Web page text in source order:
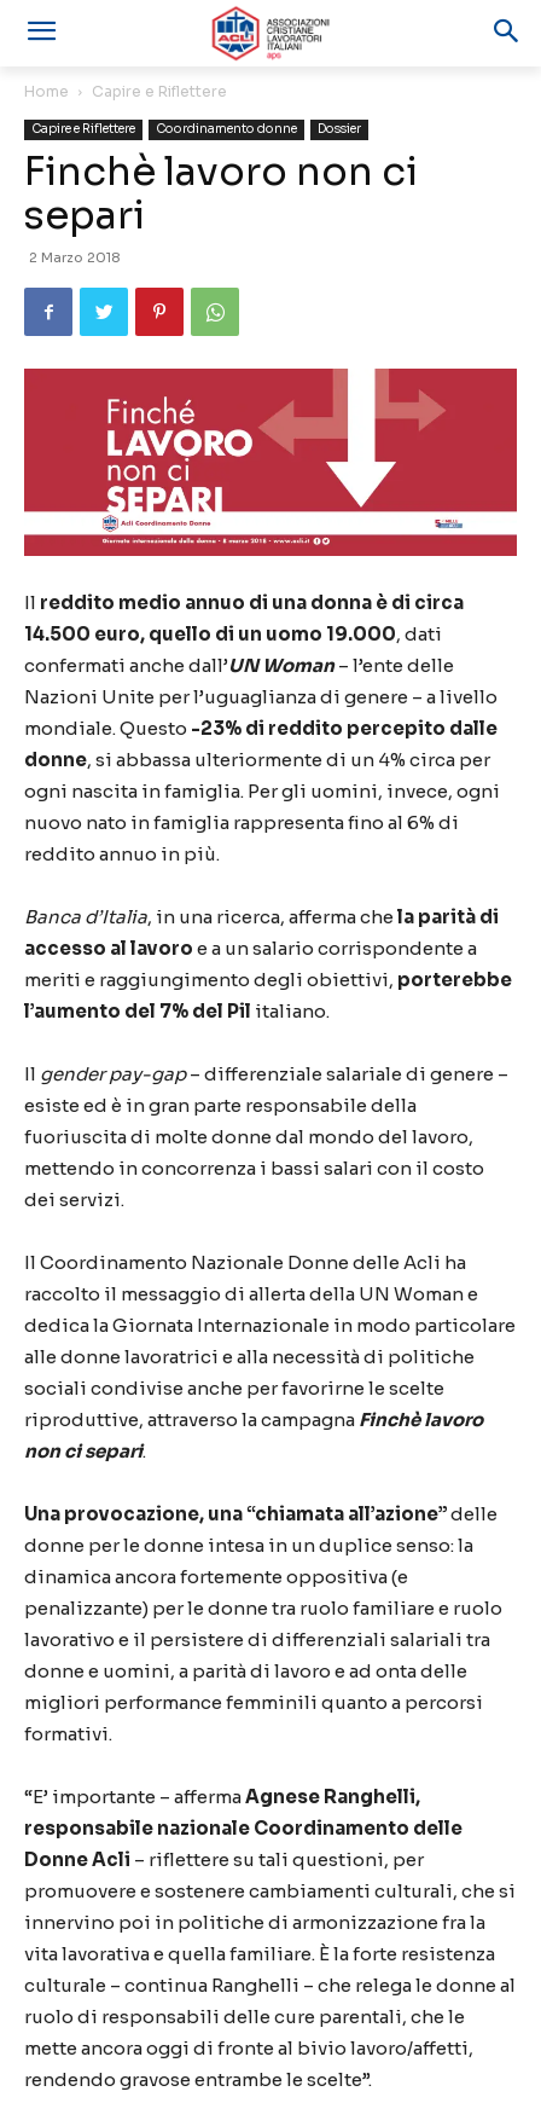
Home Capire e Riflettere
Capire e Riflettere Coordinamento donne Dossier
Finchè lavoro non ci
separi
2 Marzo 2018
Il reddito medio annuo di una donna è di circa
14.500 euro, quello di un uomo 19.000, dati
confermati anche dall’UN Woman– l’ente delle
Nazioni Unite per l’uguaglianza di genere – a livello
mondiale. Questo -23% di reddito percepito dalle
donne, si abbassa ulteriormente di un 4% circa per
ogni nascita in famiglia. Per gli uomini, invece, ogni
nuovo nato in famiglia rappresenta fino al 6% di
reddito annuo in più.
Banca d’Italia, in una ricerca, afferma che la parità di
accesso al lavoro e a un salario corrispondente a
meriti e raggiungimento degli obiettivi, porterebbe
l’aumento del 7% del Pil italiano.
Il gender pay-gap– differenziale salariale di genere –
esiste ed è in gran parte responsabile della
fuoriuscita di molte donne dal mondo del lavoro,
mettendo in concorrenza i bassi salari con il costo
dei servizi.
Il Coordinamento Nazionale Donne delle Acli ha
raccolto il messaggio di allerta della UN Woman e
dedica la Giornata Internazionale in modo particolare
alle donne lavoratrici e alla necessità di politiche
sociali condivise anche per favorirne le scelte
riproduttive, attraverso la campagna Finchè lavoro
non ci separi.
Una provocazione, una “chiamata all’azione”delle
donne per le donne intesa in un duplice senso: la
dinamica ancora fortemente oppositiva (e
penalizzante) per le donne tra ruolo familiare e ruolo
lavorativo e il persistere di differenziali salariali tra
donne e uomini, a parità di lavoro e ad onta delle
migliori performance femminili quanto a percorsi
formativi.
“E’ importante – affermaAgnese Ranghelli,
responsabile nazionale Coordinamento delle
Donne Acli – riflettere su tali questioni, per
promuovere e sostenere cambiamenti culturali, che si
innervino poi in politiche di armonizzazione fra la
vita lavorativa e quella familiare. È la forte resistenza
culturale – continua Ranghelli – che relega le donne al
ruolo di responsabili delle cure parentali, che le
mette ancora oggi di fronte al bivio lavoro/affetti,
rendendo gravose entrambe le scelte”.